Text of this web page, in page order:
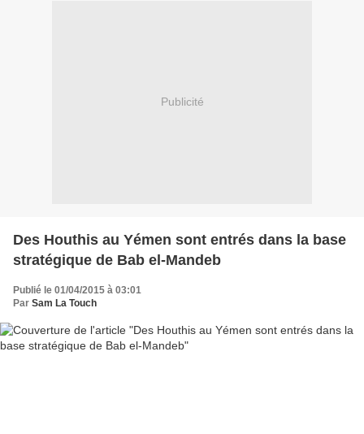
Publicité
Des Houthis au Yémen sont entrés dans la base
stratégique de Bab el-Mandeb
Publié le 01/04/2015 à 03:01
Par Sam La Touch